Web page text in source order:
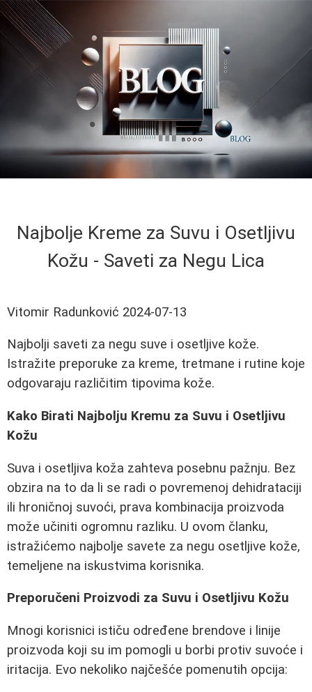
Najbolje Kreme za Suvu i Osetljivu
Kožu - Saveti za Negu Lica
Vitomir Radunković 2024-07-13
Najbolji saveti za negu suve i osetljive kože.
Istražite preporuke za kreme, tretmane i rutine koje
odgovaraju različitim tipovima kože.
Kako Birati Najbolju Kremu za Suvu i Osetljivu
Kožu
Suva i osetljiva koža zahteva posebnu pažnju. Bez
obzira na to da li se radi o povremenoj dehidrataciji
ili hroničnoj suvoći, prava kombinacija proizvoda
može učiniti ogromnu razliku. U ovom članku,
istražićemo najbolje savete za negu osetljive kože,
temeljene na iskustvima korisnika.
Preporučeni Proizvodi za Suvu i Osetljivu Kožu
Mnogi korisnici ističu određene brendove i linije
proizvoda koji su im pomogli u borbi protiv suvoće i
iritacija. Evo nekoliko najčešće pomenutih opcija: